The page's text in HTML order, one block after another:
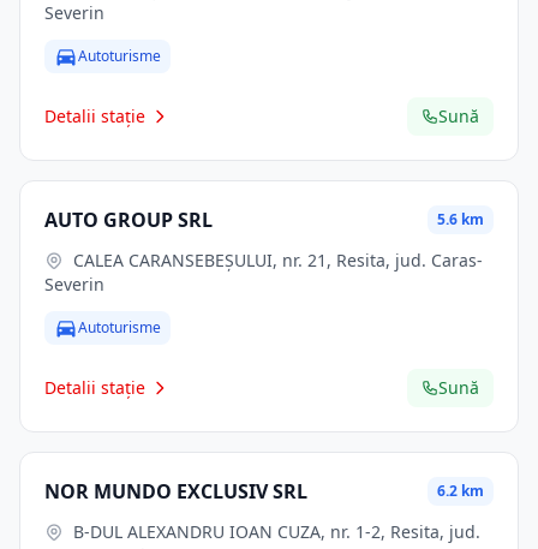
Severin
Autoturisme
Detalii stație Sună
AUTO GROUP SRL 5.6 km
Severin
Autoturisme
Detalii stație Sună
NOR MUNDO EXCLUSIV SRL 6.2 km